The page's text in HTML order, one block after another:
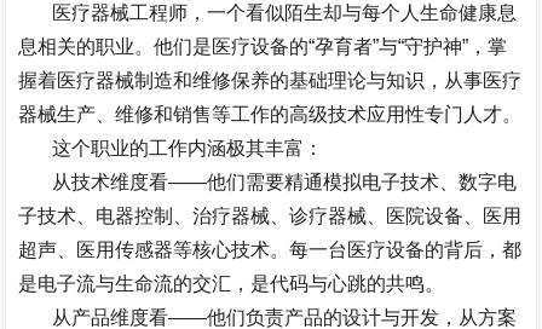
医疗器械工程师，一个看似陌生却与每个人生命健康息
息相关的职业。他们是医疗设备的“孕育者”与“守护神” ，掌
握着医疗器械制造和维修保养的基础理论与知识，从事医疗
器械生产、维修和销售等工作的高级技术应用性专门人才。
这个职业的工作内涵极其丰富：
从技术维度看——他们需要精通模拟电子技术、数字电
子技术、电器控制、治疗器械、诊疗器械、医院设备、医用
超声、医用传感器等核心技术。每一台医疗设备的背后，都
是电子流与生命流的交汇，是代码与心跳的共鸣。
从产品维度看——他们负责产品的设计与开发，从方案